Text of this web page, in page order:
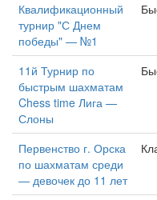
Квалификационный
турнир "С Днем
победы" — №1
11й Турнир по
быстрым шахматам
Chess time Лига —
Слоны
Первенство г. Орска
по шахматам среди
— девочек до 11 лет